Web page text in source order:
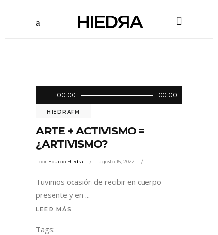
Reproductor
de
00:00 00:00
HIEDRAFM
ARTE + ACTIVISMO =
¿ARTIVISMO?
por Equipo Hiedra agosto 15, 2022
Tuvimos ocasión de recibir en cuerpo
presente y en
LEER MÁS
Tags: